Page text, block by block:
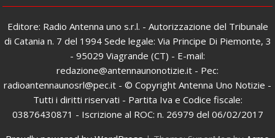
Editore: Radio Antenna uno s.r.l. - Autorizzazione del Tribunale
di Catania n. 7 del 1994 Sede legale: Via Principe Di Piemonte, 3
- 95029 Viagrande (CT) - E-mail:
redazione@antennaunonotizie.it - Pec:
radioantennaunosrl@pec.it - © Copyright Antenna Uno Notizie -
Tutti i diritti riservati - Partita Iva e Codice fiscale:
03876430871 - Iscrizione al ROC: n. 26979 del 06/02/2017